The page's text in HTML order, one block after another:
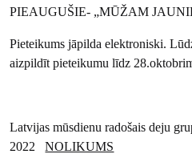
PIEAUGUŠIE- „MŪŽAM
Pieteikums jāpilda elektroniski.
aizpildīt pieteikumu līdz
Latvijas mūsdienu radošais deju
2022NOLIKUMS